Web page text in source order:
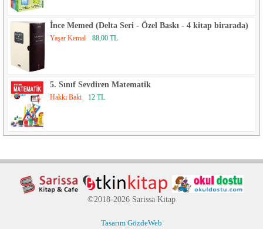
İnce Memed (Delta Seri - Özel Baskı - 4 kitap birarada)
Yaşar Kemal 88,00 TL
5. Sınıf Sevdiren Matematik
Hakkı Baki 12 TL
©2018-2026 Sarissa Kitap
Tasarım GözdeWeb